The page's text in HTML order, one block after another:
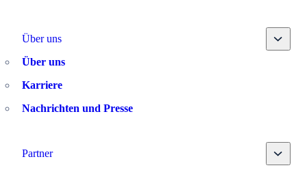
Über uns Toggle
Über uns
Karriere
Nachrichten und Presse
Partner Toggle